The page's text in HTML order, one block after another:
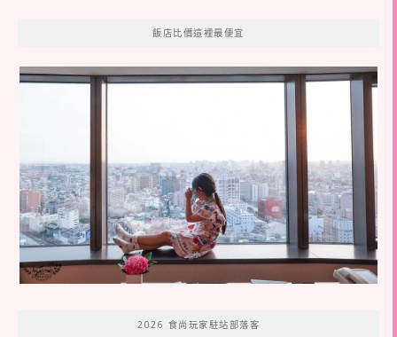
飯店比價這裡最便宜
2026 食尚玩家駐站部落客